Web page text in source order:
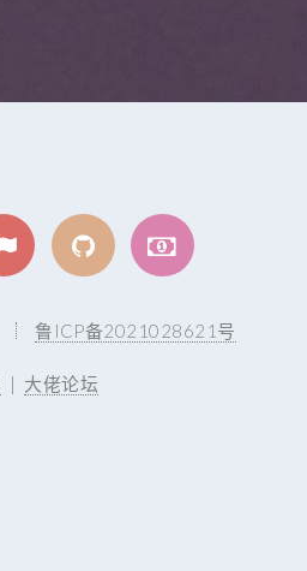
鲁ICP备2021028621号
| 大佬论坛